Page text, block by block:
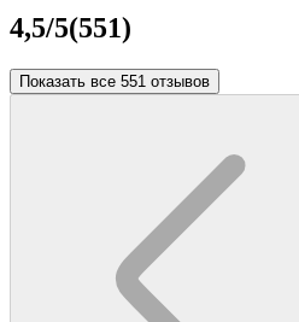
4,5/5(551)
Показать все 551 отзывов